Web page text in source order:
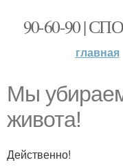
90-60-90 |
главная
Мы
живота!
Действенно!